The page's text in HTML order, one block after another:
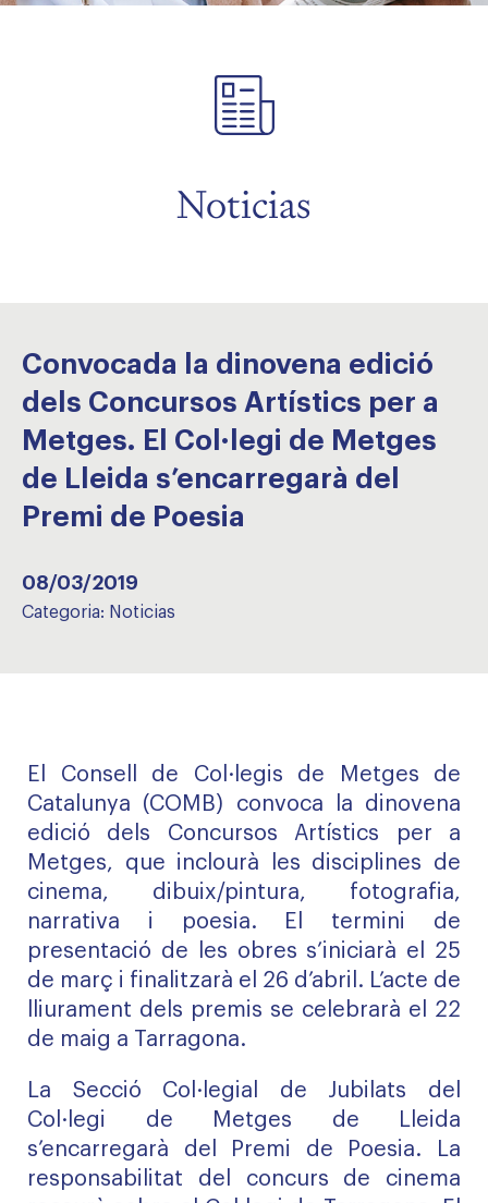
Noticias
Convocada la dinovena edició
dels Concursos Artístics per a
Metges. El Col·legi de Metges
de Lleida s’encarregarà del
Premi de Poesia
08/03/2019
Categoria: Noticias
El Consell de Col·legis de Metges de
Catalunya (COMB) convoca la dinovena
edició dels Concursos Artístics per a
Metges, que inclourà les disciplines de
cinema, dibuix/pintura, fotografia,
narrativa i poesia. El termini de
presentació de les obres s’iniciarà el 25
de març i finalitzarà el 26 d’abril. L’acte de
lliurament dels premis se celebrarà el 22
de maig a Tarragona.
La Secció Col·legial de Jubilats del
Col·legi de Metges de Lleida
s’encarregarà del Premi de Poesia. La
responsabilitat del concurs de cinema